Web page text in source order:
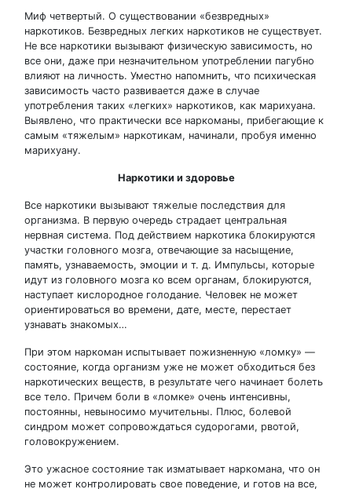
Миф четвертый. О существовании «безвредных»
наркотиков. Безвредных легких наркотиков не существует.
Не все наркотики вызывают физическую зависимость, но
все они, даже при незначительном употреблении пагубно
влияют на личность. Уместно напомнить, что психическая
зависимость часто развивается даже в случае
употребления таких «легких» наркотиков, как марихуана.
Выявлено, что практически все наркоманы, прибегающие к
самым «тяжелым» наркотикам, начинали, пробуя именно
марихуану.
Наркотики и здоровье
Все наркотики вызывают тяжелые последствия для
организма. В первую очередь страдает центральная
нервная система. Под действием наркотика блокируются
участки головного мозга, отвечающие за насыщение,
память, узнаваемость, эмоции и т. д. Импульсы, которые
идут из головного мозга ко всем органам, блокируются,
наступает кислородное голодание. Человек не может
ориентироваться во времени, дате, месте, перестает
узнавать знакомых…
При этом наркоман испытывает пожизненную «ломку» —
состояние, когда организм уже не может обходиться без
наркотических веществ, в результате чего начинает болеть
все тело. Причем боли в «ломке» очень интенсивны,
постоянны, невыносимо мучительны. Плюс, болевой
синдром может сопровождаться судорогами, рвотой,
головокружением.
Это ужасное состояние так изматывает наркомана, что он
не может контролировать свое поведение, и готов на все,